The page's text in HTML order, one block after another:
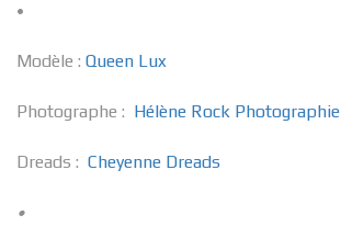
•
Modèle : Queen Lux
Photographe : Hélène Rock Photographie
Dreads : Cheyenne Dreads
•